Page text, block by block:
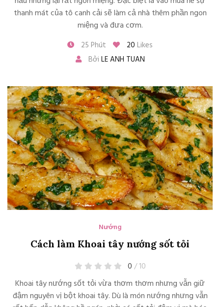
thanh mát của tô canh cải sẽ làm cả nhà thêm phần ngon
miệng và đưa cơm.
25 Phút 20 Likes
Bởi LE ANH TUAN
Nướng
Cách làm Khoai tây nướng sốt tỏi
0/ 10
Khoai tây nướng sốt tỏi vừa thơm thơm nhưng vẫn giữ
đậm nguyên vị bột khoai tây. Dù là món nướng nhưng vẫn